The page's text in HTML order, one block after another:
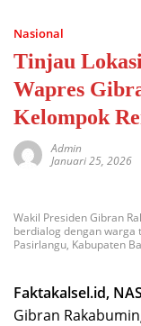
Nasional
Tinjau
Wapres
Kelompok
Admin
Januari 25, 2026
Wakil Presiden Gibran
berdialog dengan warga
Pasirlangu, Kabupaten
Faktakalsel.id,
Gibran